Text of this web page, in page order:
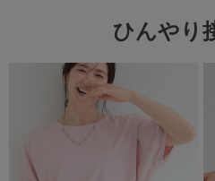
ひんやり